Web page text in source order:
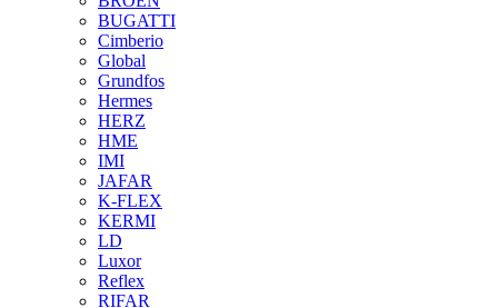
BUGATTI
Cimberio
Global
Grundfos
Hermes
HERZ
HME
IMI
JAFAR
K-FLEX
KERMI
LD
Luxor
Reflex
RIFAR